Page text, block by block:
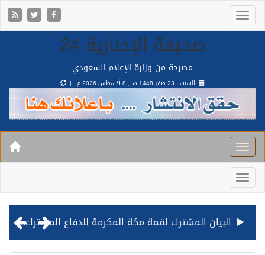
صحيفة الإخبارية 24
مصرحة من وزارة الإعلام السعودي
السبت , 23 صفر 1448 هـ , 8 أغسطس 2026 م |
البيان المشترك لقمة مكة المكرمة للدفاع المشترك بين المملكة وتركيا وباكستان
قيادة القوات المشتركة للتحالف: نفذنا عملية رد عسكري متناسبة لأهداف عسكرية مشروعة تابعة للمليشيا الحوثية الإرهابية في محافظة الحديدة